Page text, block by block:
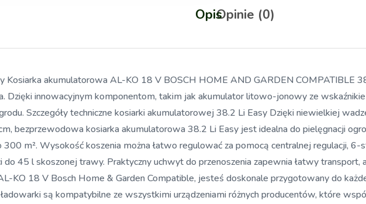
OpisOpinie (0)
Kosiarka akumulatorowa AL-KO 18 V BOSCH HOME AND GARDEN COMPATIBLE
Dzięki innowacyjnym komponentom, takim jak akumulator litowo-jonowy ze
Szczegóły techniczne kosiarki akumulatorowej 38.2 Li Easy Dzięki niewielkiej
bezprzewodowa kosiarka akumulatorowa 38.2 Li Easy jest idealna do pielęgnacji
300 m². Wysokość koszenia można łatwo regulować za pomocą centralnej regulacji,
do 45 l skoszonej trawy. Praktyczny uchwyt do przenoszenia zapewnia łatwy
KO 18 V Bosch Home & Garden Compatible, jesteś doskonale przygotowany do
są kompatybilne ze wszystkimi urządzeniami różnych producentów, które